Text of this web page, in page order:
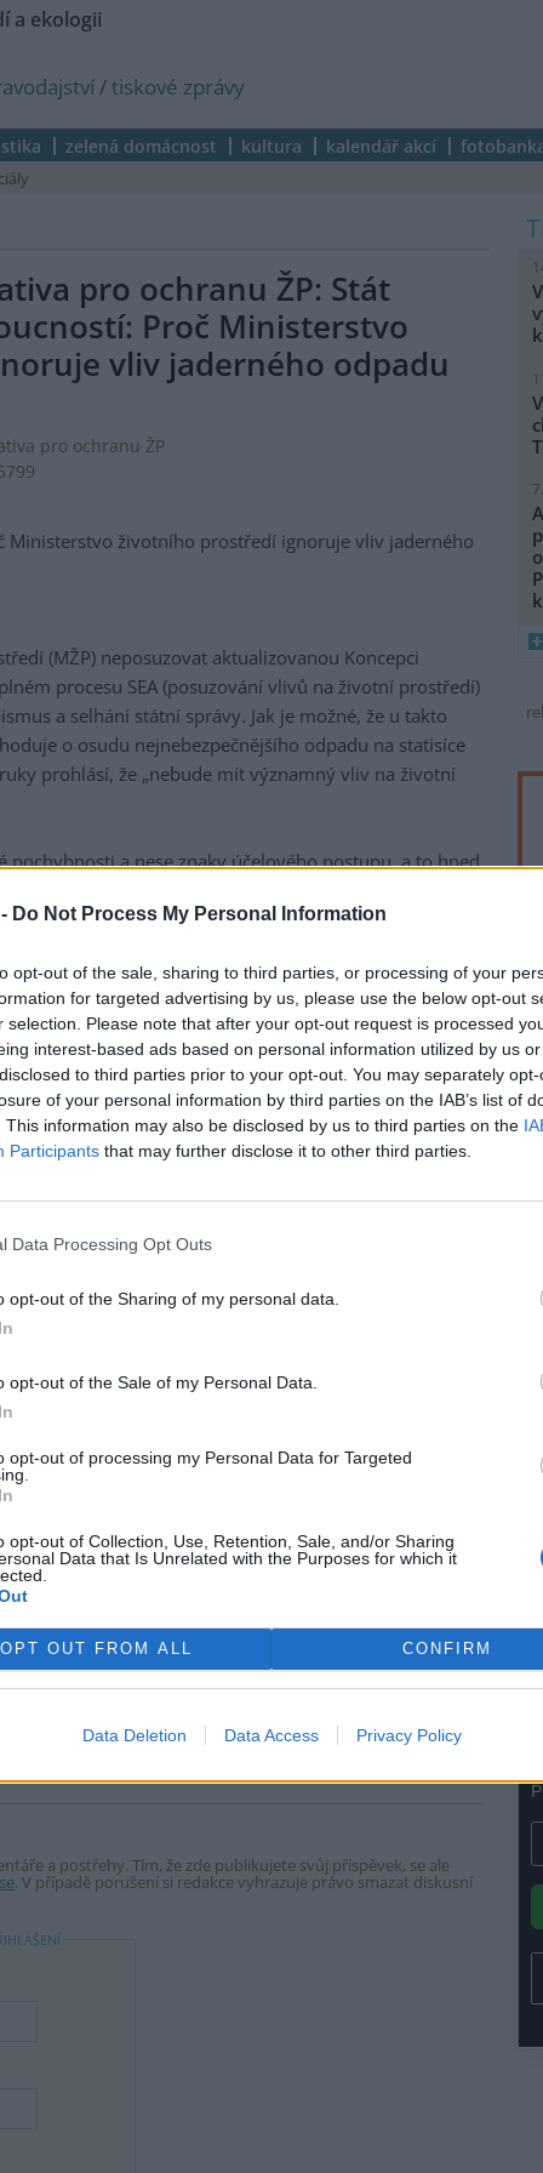
Do Not Process My Personal Information
opt-out of the sale, sharing to third parties, or processing of your
for targeted advertising by us, please use the below opt-out
selection. Please note that after your opt-out request is processed
interest-based ads based on personal information utilized by us
to third parties prior to your opt-out. You may separately
of your personal information by third parties on the IAB’s list of
This information may also be disclosed by us to third parties on the
Participants that may further disclose it to other third parties.
Data Processing Opt Outs
opt-out of the Sharing of my personal data.
opt-out of the Sale of my Personal Data.
opt-out of processing my Personal Data for Targeted
opt-out of Collection, Use, Retention, Sale, and/or Sharing
Data that Is Unrelated with the Purposes for which it
OPT OUT FROM ALL CONFIRM
Data Deletion Data Access Privacy Policy
a ekologii
/tiskové zprávy
zelená domácnost kultura kalendář akcí
pro ochranu ŽP: Stát
Proč Ministerstvo
vliv jaderného odpadu
pro ochranu ŽP
Ministerstvo životního prostředí ignoruje vliv jaderného
(MŽP) neposuzovat aktualizovanou Koncepci
procesu SEA (posuzování vlivů na životní prostředí)
a selhání státní správy. Jak je možné, že u takto
o osudu nejnebezpečnějšího odpadu na statisíce
prohlásí, že „nebude mít významný vliv na životní
a nese znaky účelového postupu, a to hned
zkrácení času na průzkum lokalit: Nový plán
už v roce 2050 – tedy o celých 20 let dříve, než se
polovinu znamená méně času na důkladný geologický
rizika spojená s narušením stability
bezpečnostní bariérou před radiací.
navýší množství odpadu: Kvůli vládním plánům na
vysoce radioaktivního vyhořelého paliva v
14,5 tisíce tun. Navíc se plánuje provoz Dukovan na 80
dokonce otevřeně přiznává, že kvůli tomu možná
úložiště rovnou dvě. Přesto ministerstvo tvrdí, že se
v roce 2017 jasně stanovilo závaznou podmínku,
nové kandidátní lokality) znamená nutnost nového
do hry novou lokalitu Janoch, ale ministerstvo
pod stůl legitimní výhrady desítek obcí, spolků a
která je běžná v zemích EU a kterou
veřejnost z rozhodování o projektu, který ovlivní
Gabriela Reitingerová, zástupkyně spolku OIŽP.
– tedy chránit přírodu a zdraví lidí – a stává se jen
plány, pak ztrácí jakoukoli
a postřehy. Tím, že zde publikujete svůj příspěvek, se ale
. V případě porušení si redakce vyhrazuje právo smazat diskusní